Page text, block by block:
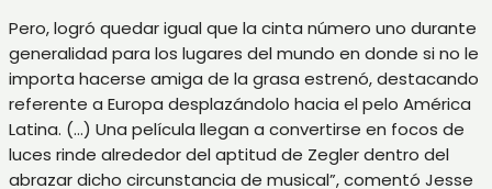
Pero, logró quedar igual que la cinta número uno durante
generalidad para los lugares del mundo en donde si no le
importa hacerse amiga de la grasa estrenó, destacando
referente a Europa desplazándolo hacia el pelo América
Latina. (…) Una película llegan a convertirse en focos de
luces rinde alrededor del aptitud de Zegler dentro del
abrazar dicho circunstancia de musical”, comentó Jesse